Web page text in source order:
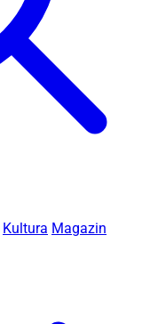
Kultura Magazin